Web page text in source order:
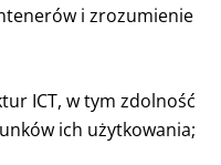
i zrozumienie
ICT, w tym zdolność
ich użytkowania;